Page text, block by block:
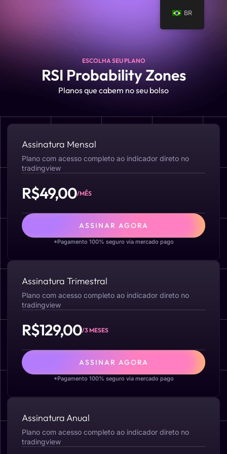
ESCOLHA SEU PLANO
RSI Probability Zones
Planos que cabem no seu bolso
Assinatura Mensal
Plano com acesso completo ao indicador direto no
tradingview
R$49,00/MÊS
ASSINAR AGORA
*Pagamento 100% seguro via mercado pago
Assinatura Trimestral
Plano com acesso completo ao indicador direto no
tradingview
R$129,00/3 MESES
ASSINAR AGORA
*Pagamento 100% seguro via mercado pago
Assinatura Anual
Plano com acesso completo ao indicador direto no
tradingview
BR